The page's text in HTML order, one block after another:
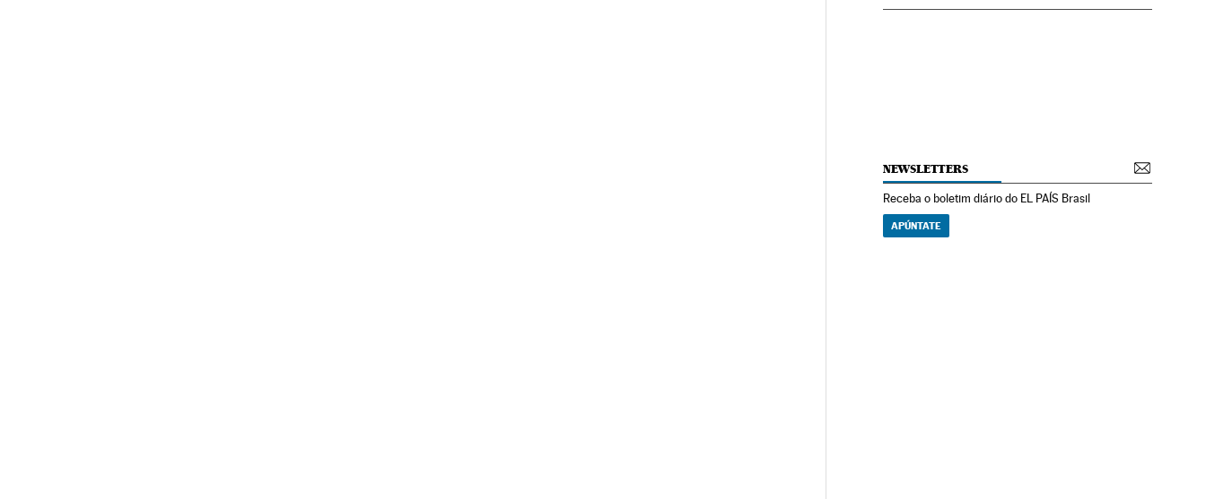
NEWSLETTERS
Receba o boletim diário do EL PAÍS Brasil
APÚNTATE